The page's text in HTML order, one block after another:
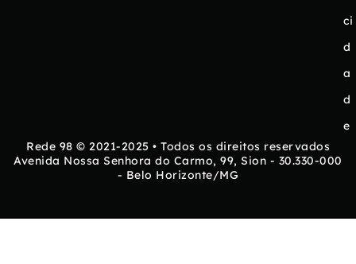
ci
d
a
d
e
Rede 98 © 2021-2025 • Todos os direitos reservados
Avenida Nossa Senhora do Carmo, 99, Sion - 30.330-000
- Belo Horizonte/MG